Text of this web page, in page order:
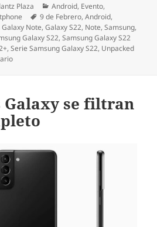
Plaza Categorías
Android, Evento,
Etiquetas
9 de Febrero,Android,
Galaxy Note,Galaxy S22, Note,Samsung,
Galaxy S22,Samsung Galaxy S22
,Serie Samsung Galaxy S22, Unpacked
en La nueva serie Samsung Galaxy S22
Galaxy se filtran